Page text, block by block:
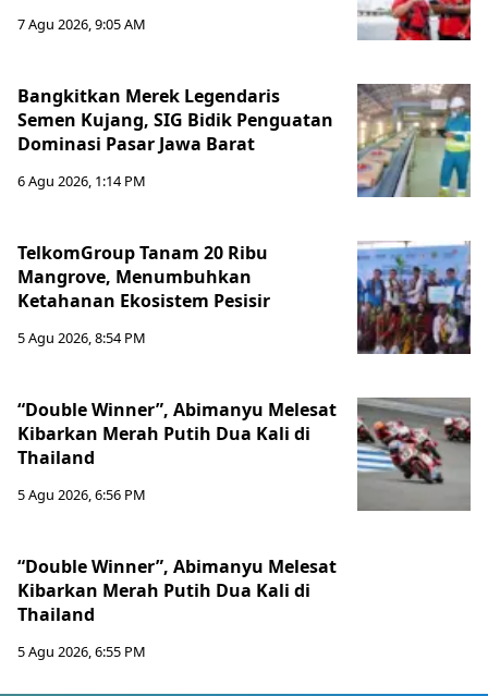
7 Agu 2026, 9:05 AM
Bangkitkan Merek Legendaris
Semen Kujang, SIG Bidik Penguatan
Dominasi Pasar Jawa Barat
6 Agu 2026, 1:14 PM
TelkomGroup Tanam 20 Ribu
Mangrove, Menumbuhkan
Ketahanan Ekosistem Pesisir
5 Agu 2026, 8:54 PM
“Double Winner”, Abimanyu Melesat
Kibarkan Merah Putih Dua Kali di
Thailand
5 Agu 2026, 6:56 PM
“Double Winner”, Abimanyu Melesat
Kibarkan Merah Putih Dua Kali di
Thailand
5 Agu 2026, 6:55 PM